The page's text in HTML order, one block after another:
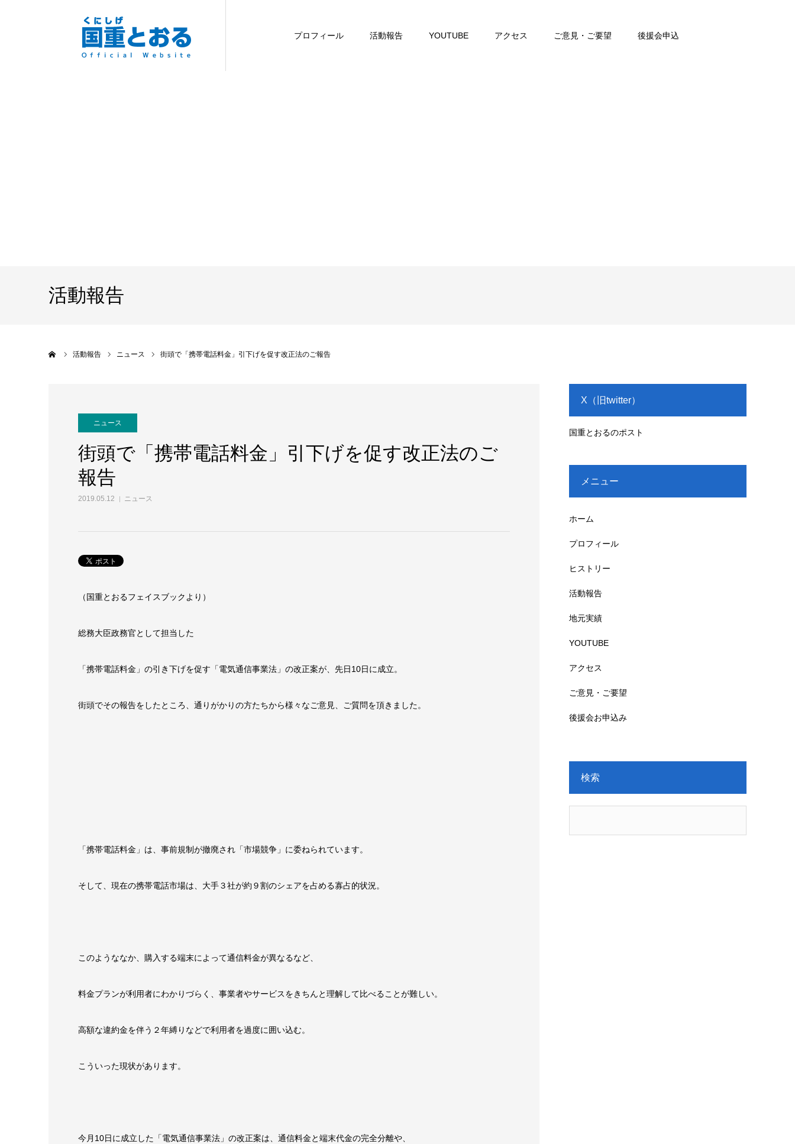
プロフィール 活動報告 YOUTUBE アクセス ご意見・ご要望 後援会申込
活動報告
活動報告 ニュース 街頭で「携帯電話料金」引下げを促す改正法のご報告
ニュース
街頭で「携帯電話料金」引下げを促す改正法のご
報告
2019.05.12 ニュース
（国重とおるフェイスブックより）
総務大臣政務官として担当した
「携帯電話料金」の引き下げを促す「電気通信事業法」の改正案が、先日10日に成立。
街頭でその報告をしたところ、通りがかりの方たちから様々なご意見、ご質問を頂きました。
「携帯電話料金」は、事前規制が撤廃され「市場競争」に委ねられています。
そして、現在の携帯電話市場は、大手３社が約９割のシェアを占める寡占的状況。
このようななか、購入する端末によって通信料金が異なるなど、
料金プランが利用者にわかりづらく、事業者やサービスをきちんと理解して比べることが難しい。
高額な違約金を伴う２年縛りなどで利用者を過度に囲い込む。
こういった現状があります。
今月10日に成立した「電気通信事業法」の改正案は、通信料金と端末代金の完全分離や、
X（旧twitter）
国重とおるのポスト
メニュー
ホーム
プロフィール
ヒストリー
活動報告
地元実績
YOUTUBE
アクセス
ご意見・ご要望
後援会お申込み
検索